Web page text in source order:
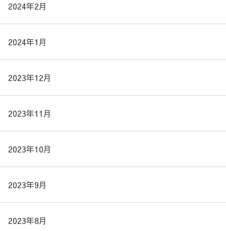
2024年2月
2024年1月
2023年12月
2023年11月
2023年10月
2023年9月
2023年8月